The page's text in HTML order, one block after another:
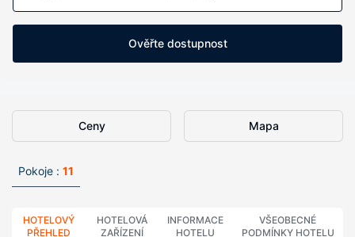
Ověřte dostupnost
Ceny Mapa
Pokoje : 11
HOTELOVÝ
PŘEHLED
HOTELOVÁ
ZAŘÍZENÍ
INFORMACE
HOTELU
VŠEOBECNÉ
PODMÍNKY HOTELU